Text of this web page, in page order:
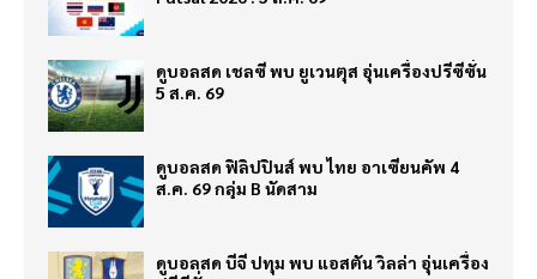
ดูบอลสด เชลซี พบ ยูเวนตุส อุ่นเครื่องปรีซีซั่น
5 ส.ค. 69
ดูบอลสด ฟิลิปปินส์ พบ ไทย อาเซียนคัพ 4
ส.ค. 69 กลุ่ม B นัดสาม
ดูบอลสด บีจี ปทุม พบ แอสตัน วิลล่า อุ่นเครื่อง